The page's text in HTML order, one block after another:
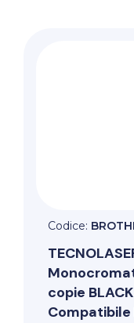
Codice:
copie
Compatibile